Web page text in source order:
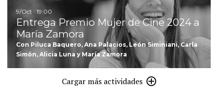
9/Oct · 19:00
Entrega Premio Mujer de Cine 2024 a
María Zamora
Con Piluca Baquero, Ana Palacios, León Siminiani, Carla
Simón, Alicia Luna y María Zamora
Cargar más actividades